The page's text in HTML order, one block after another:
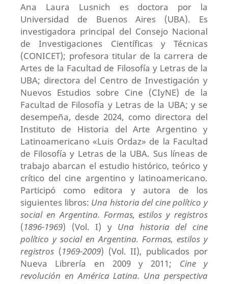
Ana Laura Lusnich es doctora por la
Universidad de Buenos Aires (UBA). Es
investigadora principal del Consejo Nacional
de Investigaciones Científicas y Técnicas
(CONICET); profesora titular de la carrera de
Artes de la Facultad de Filosofía y Letras de la
UBA; directora del Centro de Investigación y
Nuevos Estudios sobre Cine (CIyNE) de la
Facultad de Filosofía y Letras de la UBA; y se
desempeña, desde 2024, como directora del
Instituto de Historia del Arte Argentino y
Latinoamericano «Luis Ordaz» de la Facultad
de Filosofía y Letras de la UBA. Sus líneas de
trabajo abarcan el estudio histórico, teórico y
crítico del cine argentino y latinoamericano.
Participó como editora y autora de los
siguientes libros: Una historia del cine político y
social en Argentina. Formas, estilos y registros
(1896-1969) (Vol. I) y Una historia del cine
político y social en Argentina. Formas, estilos y
registros(1969-2009) (Vol. II), publicados por
Nueva Librería en 2009 y 2011; Cine y
revolución en América Latina. Una perspectiva